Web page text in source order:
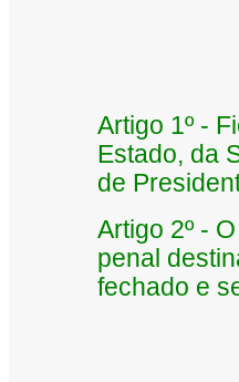
Artigo 1º -
Estado, da
de
Artigo 2º -
penal
fechado e